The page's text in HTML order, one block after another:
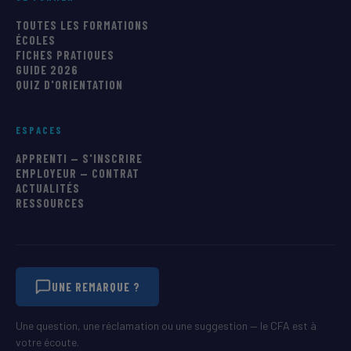
TOUTES LES FORMATIONS
ÉCOLES
FICHES PRATIQUES
GUIDE 2026
QUIZ D'ORIENTATION
ESPACES
APPRENTI — S'INSCRIRE
EMPLOYEUR — CONTRAT
ACTUALITÉS
RESSOURCES
UNE REMARQUE ?
Une question, une réclamation ou une suggestion — le CFA est à
votre écoute.